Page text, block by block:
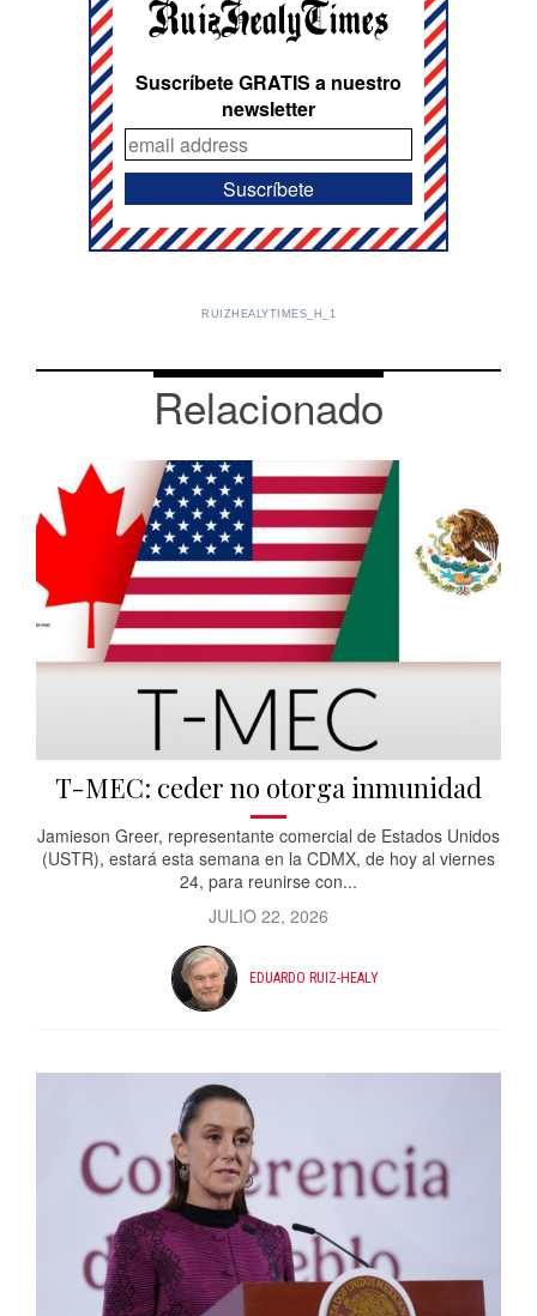
Suscríbete GRATIS a nuestro
newsletter
RUIZHEALYTIMES_H_1
Relacionado
T-MEC: ceder no otorga inmunidad
Jamieson Greer, representante comercial de Estados Unidos
(USTR), estará esta semana en la CDMX, de hoy al viernes
24, para reunirse con...
JULIO 22, 2026
EDUARDO RUIZ-HEALY